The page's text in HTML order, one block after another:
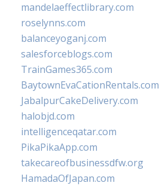
mandelaeffectlibrary.com
roselynns.com
balanceyoganj.com
salesforceblogs.com
TrainGames365.com
BaytownEvaCationRentals.com
JabalpurCakeDelivery.com
halobjd.com
intelligenceqatar.com
PikaPikaApp.com
takecareofbusinessdfw.org
HamadaOfJapan.com